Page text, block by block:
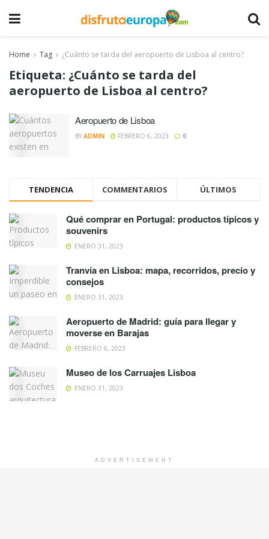
Home Tag ¿Cuánto se tarda del aeropuerto de Lisboa al centro?
Etiqueta: ¿Cuánto se tarda del
aeropuerto de Lisboa al centro?
Aeropuerto de Lisboa
BY ADMIN FEBRERO 6, 2023 0
TENDENCIA COMMENTARIOS ÚLTIMOS
Qué comprar en Portugal: productos típicos y
souvenirs
ENERO 31, 2023
Tranvía en Lisboa: mapa, recorridos, precio y
consejos
ENERO 31, 2023
Aeropuerto de Madrid: guía para llegar y
moverse en Barajas
FEBRERO 6, 2023
Museo de los Carruajes Lisboa
ENERO 31, 2023
ADVERTISEMENT